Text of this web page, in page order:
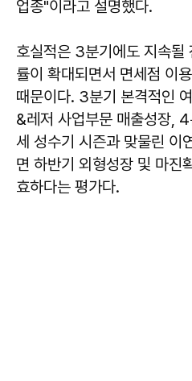
업종"이라고 설명했다.
호실적은 3분기에도 지속될
률이 확대되면서 면세점 이
때문이다. 3분기 본격적인
&레저 사업부문 매출성장,
세 성수기 시즌과 맞물린 이
면 하반기 외형성장 및 마진
효하다는 평가다.